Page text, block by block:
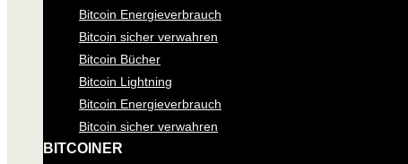
Bitcoin Energieverbrauch
Bitcoin sicher verwahren
Bitcoin Bücher
Bitcoin Lightning
Bitcoin Energieverbrauch
Bitcoin sicher verwahren
BITCOINER